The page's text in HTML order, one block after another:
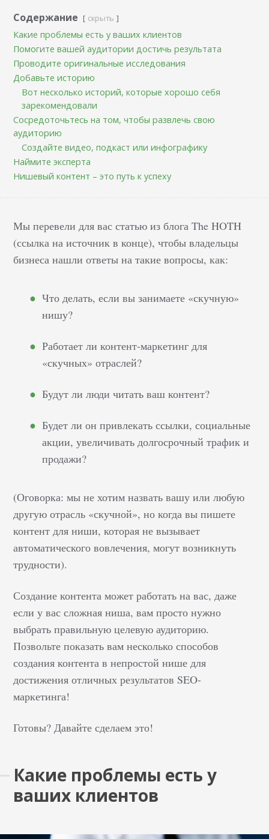
Содержание скрыть
Какие проблемы есть у ваших клиентов
Помогите вашей аудитории достичь результата
Проводите оригинальные исследования
Добавьте историю
Вот несколько историй, которые хорошо себя
зарекомендовали
Сосредоточьтесь на том, чтобы развлечь свою
аудиторию
Создайте видео, подкаст или инфографику
Наймите эксперта
Нишевый контент – это путь к успеху
Мы перевели для вас статью из блога The HOTH
(ссылка на источник в конце), чтобы владельцы
бизнеса нашли ответы на такие вопросы, как:
Что делать, если вы занимаете «скучную»
нишу?
Работает ли контент-маркетинг для
«скучных» отраслей?
Будут ли люди читать ваш контент?
Будет ли он привлекать ссылки, социальные
акции, увеличивать долгосрочный трафик и
продажи?
(Оговорка: мы не хотим назвать вашу или любую
другую отрасль «скучной», но когда вы пишете
контент для ниши, которая не вызывает
автоматического вовлечения, могут возникнуть
трудности).
Создание контента может работать на вас, даже
если у вас сложная ниша, вам просто нужно
выбрать правильную целевую аудиторию.
Позвольте показать вам несколько способов
создания контента в непростой нише для
достижения отличных результатов SEO-
маркетинга!
Готовы? Давайте сделаем это!
Какие проблемы есть у
ваших клиентов